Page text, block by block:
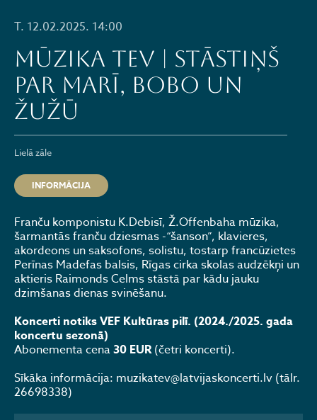
T. 12.02.2025. 14:00
MŪZIKA TEV | STĀSTIŅŠ
PAR MARĪ, BOBO UN
ŽUŽŪ
Lielā zāle
INFORMĀCIJA
Franču komponistu K.Debisī, Ž.Offenbaha mūzika,
šarmantās franču dziesmas -“šanson”, klavieres,
akordeons un saksofons, solistu, tostarp francūzietes
Perīnas Madefas balsis, Rīgas cirka skolas audzēkņi un
aktieris Raimonds Celms stāstā par kādu jauku
dzimšanas dienas svinēšanu.
Koncerti notiks VEF Kultūras pilī. (2024./2025. gada
koncertu sezonā)
Abonementa cena30 EUR(četri koncerti).
Sīkāka informācija: muzikatev@latvijaskoncerti.lv (tālr.
26698338)